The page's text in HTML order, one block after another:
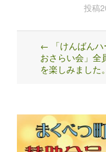
投稿
Post
navigation
←
「けんばん
おさらい会」全
を楽しみました。